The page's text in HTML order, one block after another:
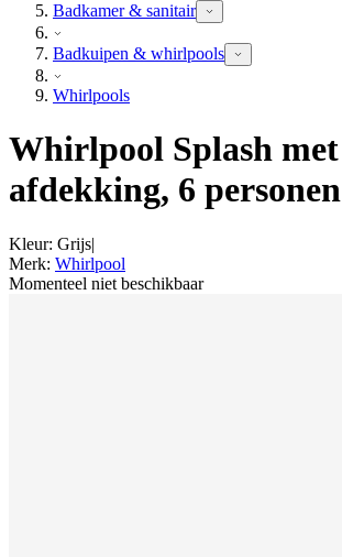
Badkamer & sanitair
Badkuipen & whirlpools
Whirlpools
Whirlpool Splash met
afdekking, 6 personen
Kleur: Grijs|
Merk: Whirlpool
Momenteel niet beschikbaar